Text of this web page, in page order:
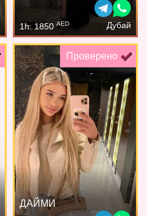
1h: 1850 AED Дубай
Проверено
ДАЙМИ